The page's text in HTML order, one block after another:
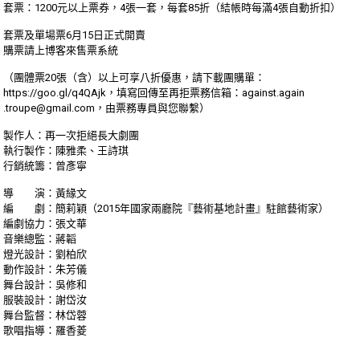
套票：1200元以上票券，4張一套，每套85折（結帳時每滿4張自動折扣）
套票及單場票6月15日正式開賣
購票請上博客來售票系統
（團體票20張（含）以上可享八折優惠，請下載團購單：
https://goo.gl/q4QAjk ，填寫回傳至再拒票務信箱：against.again
.troupe@gmail.com，由票務專員與您聯繫）
製作人：再一次拒絕長大劇團
執行製作：陳雅柔、王詩琪
行銷統籌：曾彥寧
導 演：黃緣文
編 劇：簡莉穎（2015年國家兩廳院『藝術基地計畫 』駐館藝術家）
編劇協力：張文華
音樂總監：蔣韜
燈光設計：劉柏欣
動作設計：朱芳儀
舞台設計：吳修和
服裝設計：謝岱汝
舞台監督：林岱蓉
歌唱指導：羅香菱